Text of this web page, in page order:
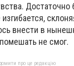
Достаточно
внести в
не смог.
про це редакцію